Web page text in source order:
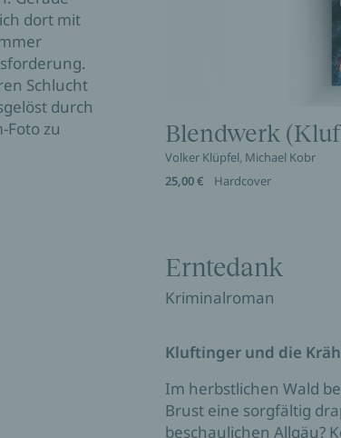
dort mit
Schlucht
durch
Foto zu
Blendwerk
Volker Klüpfel, Michael Kobr
25,00 €
Hardcover
Erntedank
Kriminalroman
Kluftinger und die
Im herbstlichen Wald
Brust eine sorgfältig
beschaulichen Allgäu?